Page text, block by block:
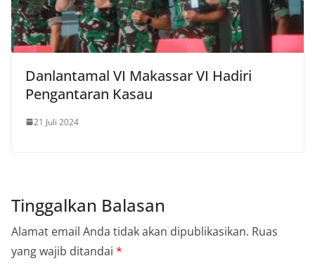
Danlantamal VI Makassar VI Hadiri
Pengantaran Kasau
21 Juli 2024
Tinggalkan Balasan
Alamat email Anda tidak akan dipublikasikan. Ruas
yang wajib ditandai *